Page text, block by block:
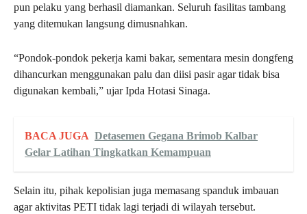
pun pelaku yang berhasil diamankan. Seluruh fasilitas tambang
yang ditemukan langsung dimusnahkan.
“Pondok-pondok pekerja kami bakar, sementara mesin dongfeng
dihancurkan menggunakan palu dan diisi pasir agar tidak bisa
digunakan kembali,” ujar Ipda Hotasi Sinaga.
BACA JUGA Detasemen Gegana Brimob Kalbar
Gelar Latihan Tingkatkan Kemampuan
Selain itu, pihak kepolisian juga memasang spanduk imbauan
agar aktivitas PETI tidak lagi terjadi di wilayah tersebut.